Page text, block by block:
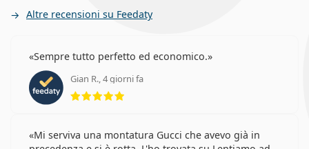
Altre recensioni su Feedaty
Sempre tutto perfetto ed economico.
Gian R., 4 giorni fa
Mi serviva una montatura Gucci che avevo già in